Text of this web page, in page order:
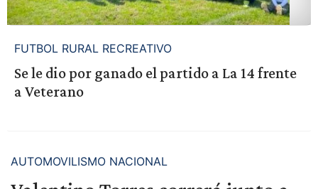
FUTBOL RURAL RECREATIVO
Se le dio por ganado el partido a La 14 frente
a Veterano
AUTOMOVILISMO NACIONAL